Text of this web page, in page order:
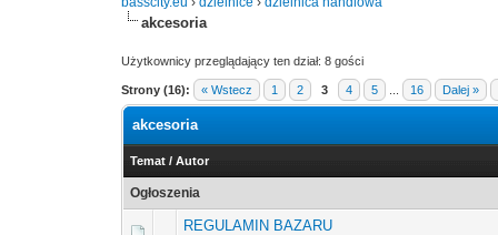
akcesoria
Użytkownicy przeglądający ten dział: 8 gości
Strony (16): « Wstecz 1 2 3 4 5 16 Dalej »
akcesoria
Temat /Autor
Ogłoszenia
REGULAMIN BAZARU